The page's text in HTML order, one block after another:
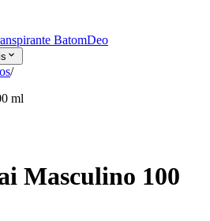
BatomDeo
/
ml
Masculino 100